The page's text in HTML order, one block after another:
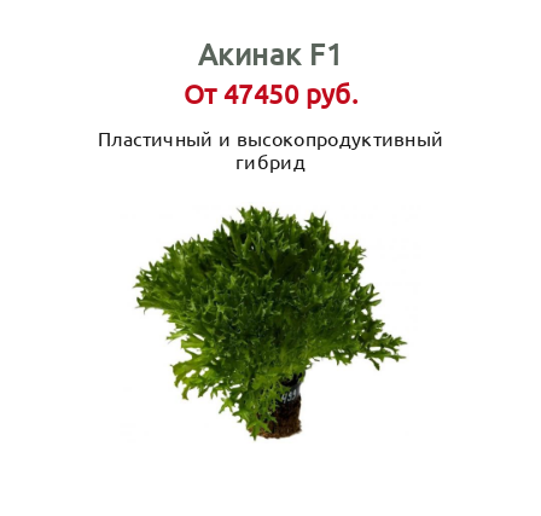
Акинак F1
От 47450 руб.
Пластичный и высокопродуктивный
гибрид